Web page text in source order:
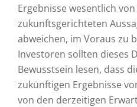
Ergebnisse wesentlich
zukunftsgerichteten
abweichen, im Voraus zu
Investoren sollten dieses
Bewusstsein lesen, dass
zukünftigen Ergebnisse
von den derzeitigen